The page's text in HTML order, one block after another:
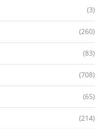
(3)
(260)
(83)
(708)
(65)
(214)